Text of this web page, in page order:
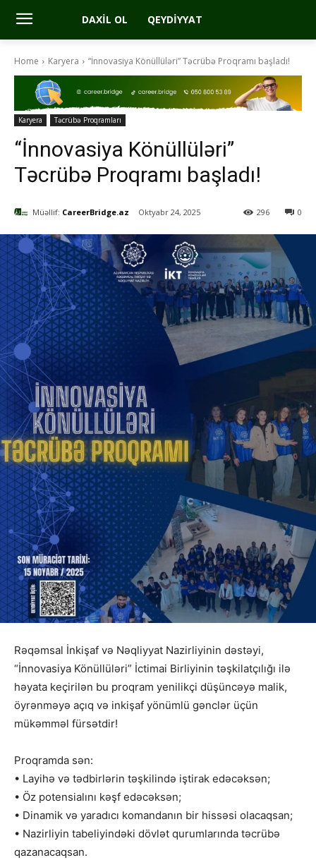
DAXIL OL QEYDIYYAT
Home Karyera “İnnovasiya Könüllüləri” Təcrübə Proqramı başladı!
Karyera Təcrübə Proqramları
“İnnovasiya Könüllüləri”
Təcrübə Proqramı başladı!
Müəllif: CareerBridge.az Oktyabr 24, 2025 0
296
Rəqəmsal İnkişaf və Nəqliyyat Nazirliyinin dəstəyi,
“İnnovasiya Könüllüləri” İctimai Birliyinin təşkilatçılığı ilə
həyata keçirilən bu proqram yenilikçi düşüncəyə malik,
öyrənməyə açıq və inkişaf yönümlü gənclər üçün
mükəmməl fürsətdir!
Proqramda sən:
• Layihə və tədbirlərin təşkilində iştirak edəcəksən;
• Öz potensialını kəşf edəcəksən;
• Dinamik və yaradıcı komandanın bir hissəsi olacaqsan;
• Nazirliyin tabeliyindəki dövlət qurumlarında təcrübə
qazanacaqsan.